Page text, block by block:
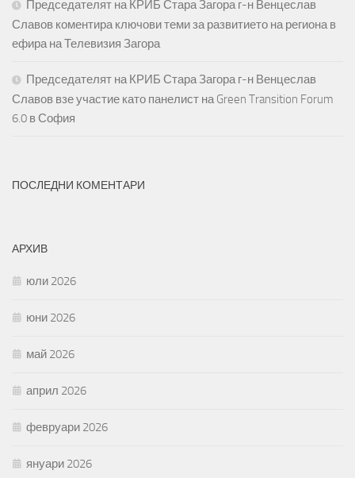
Председателят на КРИБ Стара Загора г-н Венцеслав
Славов коментира ключови теми за развитието на региона в
ефира на Телевизия Загора
Председателят на КРИБ Стара Загора г-н Венцеслав
Славов взе участие като панелист на Green Transition Forum
6.0 в София
ПОСЛЕДНИ КОМЕНТАРИ
АРХИВ
юли 2026
юни 2026
май 2026
април 2026
февруари 2026
януари 2026